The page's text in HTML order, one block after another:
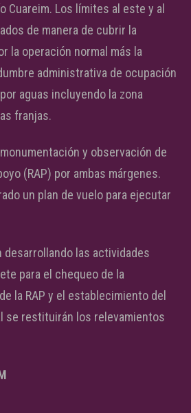
Cuareim. Los límites al este y al
de manera de cubrir la
la operación normal más la
administrativa de ocupación
aguas incluyendo la zona
franjas.
y observación de
(RAP) por ambas márgenes.
un plan de vuelo para ejecutar
las actividades
para el chequeo de la
la RAP y el establecimiento del
se restituirán los relevamientos